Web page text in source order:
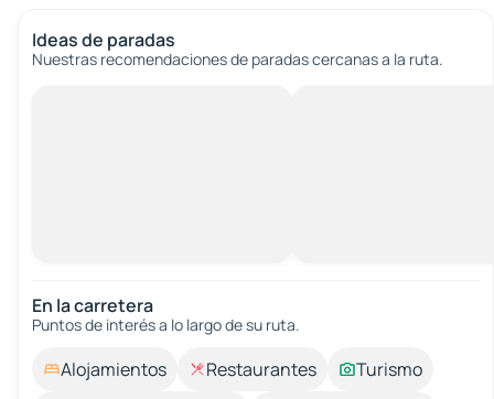
Ideas de paradas
Nuestras recomendaciones de paradas cercanas a la ruta.
En la carretera
Puntos de interés a lo largo de su ruta.
Alojamientos Restaurantes
Turismo